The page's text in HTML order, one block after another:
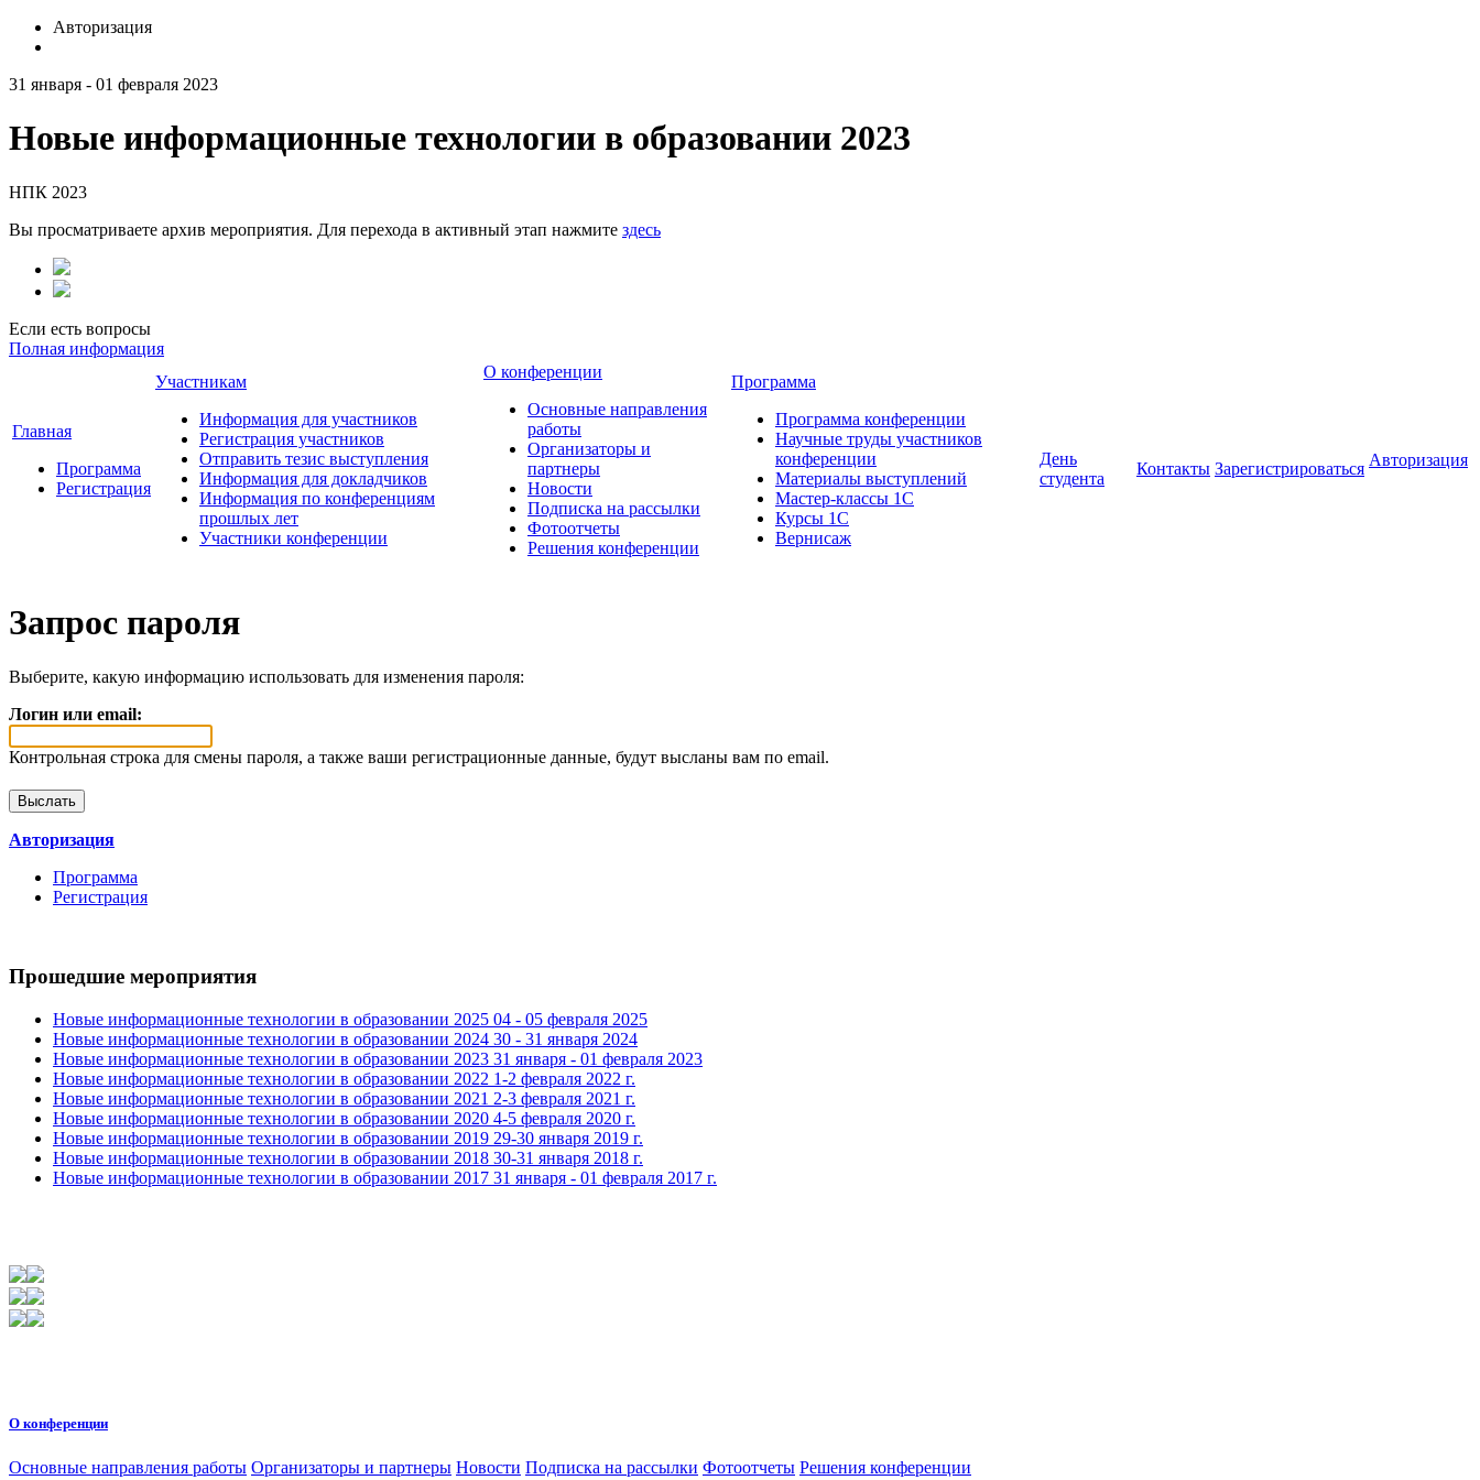
Авторизация
31 января - 01 февраля 2023
Новые информационные технологии в образовании 2023
НПК 2023
Вы просматриваете архив мероприятия. Для перехода в активный этап нажмите здесь
Если есть вопросы
Полная информация
Главная
Программа
Регистрация
Участникам
Информация для участников
Регистрация участников
Отправить тезис выступления
Информация для докладчиков
Информация по конференциям
прошлых лет
Участники конференции
О конференции
Основные направления
работы
Организаторы и
партнеры
Новости
Подписка на рассылки
Фотоотчеты
Решения конференции
Программа
Программа конференции
Научные труды участников
конференции
Материалы выступлений
Мастер-классы 1С
Курсы 1С
Вернисаж
День
студента
Контакты Зарегистрироваться Авторизация
Запрос пароля
Выберите, какую информацию использовать для изменения пароля:
Логин или email:
Контрольная строка для смены пароля, а также ваши регистрационные данные, будут высланы вам по email.
Авторизация
Программа
Регистрация
Прошедшие мероприятия
Новые информационные технологии в образовании 2025 04 - 05 февраля 2025
Новые информационные технологии в образовании 2024 30 - 31 января 2024
Новые информационные технологии в образовании 2023 31 января - 01 февраля 2023
Новые информационные технологии в образовании 2022 1-2 февраля 2022 г.
Новые информационные технологии в образовании 2021 2-3 февраля 2021 г.
Новые информационные технологии в образовании 2020 4-5 февраля 2020 г.
Новые информационные технологии в образовании 2019 29-30 января 2019 г.
Новые информационные технологии в образовании 2018 30-31 января 2018 г.
Новые информационные технологии в образовании 2017 31 января - 01 февраля 2017 г.
О конференции
Основные направления работы Организаторы и партнеры Новости Подписка на рассылки Фотоотчеты Решения конференции